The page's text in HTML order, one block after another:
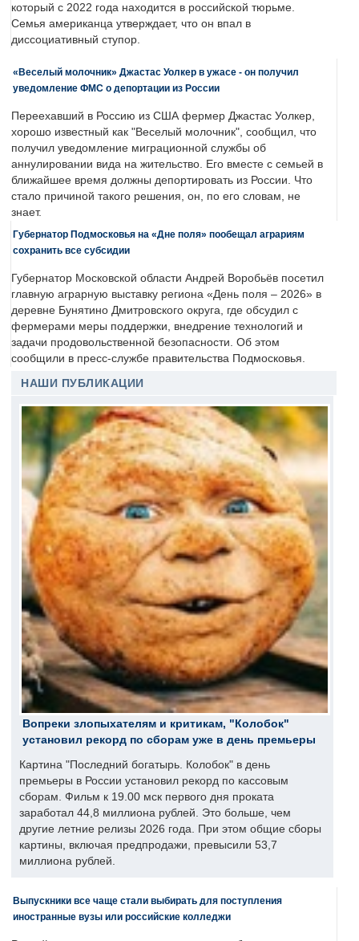
который с 2022 года находится в российской тюрьме.
Семья американца утверждает, что он впал в
диссоциативный ступор.
«Веселый молочник» Джастас Уолкер в ужасе - он получил
уведомление ФМС о депортации из России
Переехавший в Россию из США фермер Джастас Уолкер,
хорошо известный как "Веселый молочник", сообщил, что
получил уведомление миграционной службы об
аннулировании вида на жительство. Его вместе с семьей в
ближайшее время должны депортировать из России. Что
стало причиной такого решения, он, по его словам, не
знает.
Губернатор Подмосковья на «Дне поля» пообещал аграриям
сохранить все субсидии
Губернатор Московской области Андрей Воробьёв посетил
главную аграрную выставку региона «День поля – 2026» в
деревне Бунятино Дмитровского округа, где обсудил с
фермерами меры поддержки, внедрение технологий и
задачи продовольственной безопасности. Об этом
сообщили в пресс-службе правительства Подмосковья.
НАШИ ПУБЛИКАЦИИ
Вопреки злопыхателям и критикам, "Колобок"
установил рекорд по сборам уже в день премьеры
Картина "Последний богатырь. Колобок" в день
премьеры в России установил рекорд по кассовым
сборам. Фильм к 19.00 мск первого дня проката
заработал 44,8 миллиона рублей. Это больше, чем
другие летние релизы 2026 года. При этом общие сборы
картины, включая предпродажи, превысили 53,7
миллиона рублей.
Выпускники все чаще стали выбирать для поступления
иностранные вузы или российские колледжи